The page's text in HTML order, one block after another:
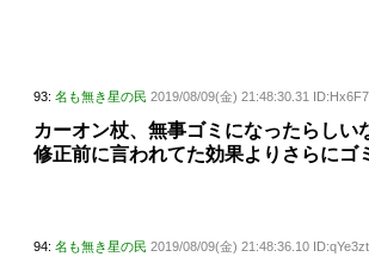
93: 名も無き星の民 2019/08/09(金) 21:48:30.31
カーオン杖、無事ゴミになったらしい
修正前に言われてた効果よりさらにゴ
94: 名も無き星の民 2019/08/09(金) 21:48:36.10